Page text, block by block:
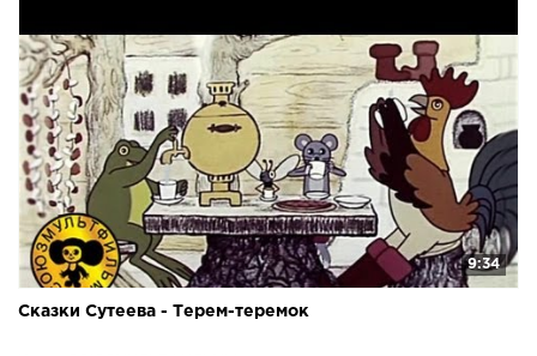
9:34
Сказки Сутеева - Терем-теремок